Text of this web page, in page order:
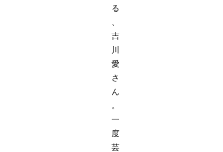
る
吉
川
愛
さ
ん
。
一
度
芸